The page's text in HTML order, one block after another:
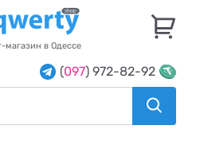
магазин в Одессе
(097) 972-82-92